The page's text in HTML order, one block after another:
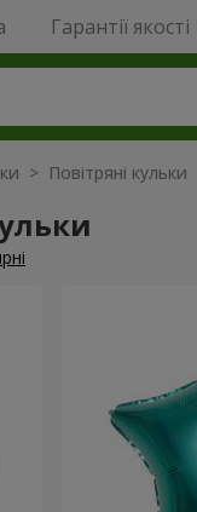
Гарантії якості
> Повітряні кульки